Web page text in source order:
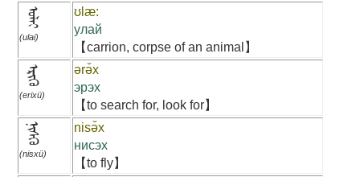
ᠤᠯᠠᠢ
(ulai)
ʊlæ:
улай
【carrion, corpse of an animal】
ᠡᠷᠢᠬᠦ
(erixü)
ərə̌x
эрэх
【to search for, look for】
ᠨᠢᠰᠬᠦ
(nisxü)
nisə̌x
нисэх
【to fly】